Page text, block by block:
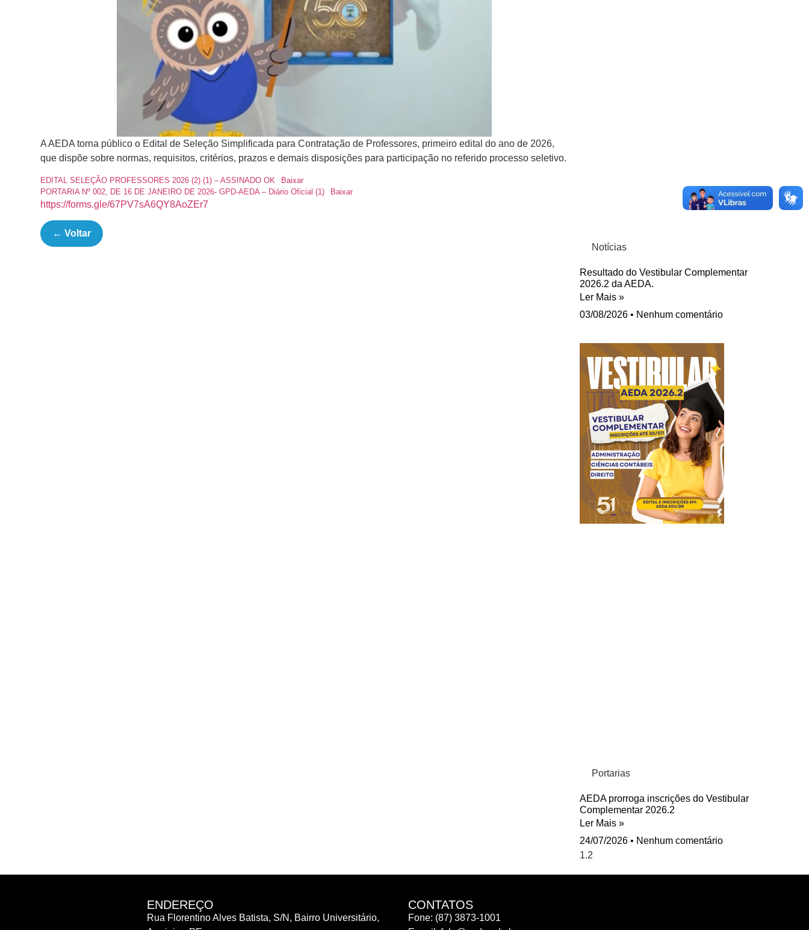
A AEDA torna público o Edital de Seleção Simplificada para Contratação de Professores, primeiro edital do ano de 2026,
que dispõe sobre normas, requisitos, critérios, prazos e demais disposições para participação no referido processo seletivo.
EDITAL SELEÇÃO PROFESSORES 2026 (2) (1) – ASSINADO OK
Baixar
PORTARIA Nº 002, DE 16 DE JANEIRO DE 2026- GPD-AEDA – Diário Oficial (1)
Baixar
https://forms.gle/67PV7sA6QY8AoZEr7
← Voltar
Notícias
Resultado do Vestibular Complementar
2026.2 da AEDA.
Ler Mais »
03/08/2026
Nenhum comentário
Portarias
AEDA prorroga inscrições do Vestibular
Complementar 2026.2
Ler Mais »
24/07/2026
Nenhum comentário
ENDEREÇO
Rua Florentino Alves Batista, S/N, Bairro Universitário,
CONTATOS
Fone: (87) 3873-1001